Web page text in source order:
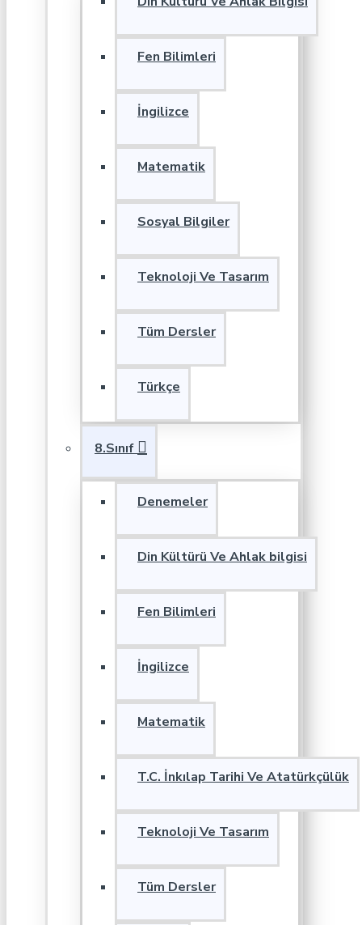
Fen Bilimleri
İngilizce
Matematik
Sosyal Bilgiler
Teknoloji Ve Tasarım
Tüm Dersler
Türkçe
8.Sınıf
Denemeler
Din Kültürü Ve Ahlak bilgisi
Fen Bilimleri
İngilizce
Matematik
T.C. İnkılap Tarihi Ve Atatürkçülük
Teknoloji Ve Tasarım
Tüm Dersler